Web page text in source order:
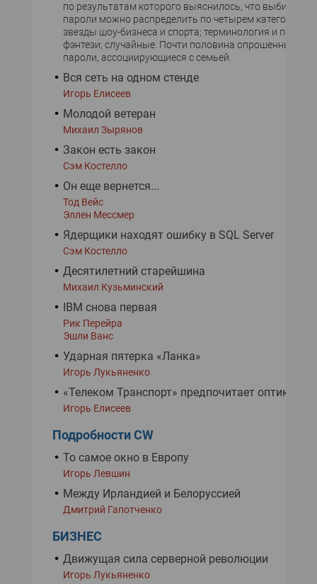
по результатам которого выяснилось, что
пароли можно распределить по четырем категориям:
звезды шоу-бизнеса и спорта; терминология и
фэнтези; случайные. Почти половина опрошенных
пароли, ассоциирующиеся с семьей.
Вся сеть на одном стенде
Игорь Елисеев
Молодой ветеран
Михаил Зырянов
Закон есть закон
Сэм Костелло
Он еще вернется...
Тод Вейс
Эллен Мессмер
Ядерщики находят ошибку в SQL Server
Сэм Костелло
Десятилетний старейшина
Михаил Кузьминский
IBM снова первая
Рик Перейра
Эшли Ванс
Ударная пятерка «Ланка»
Игорь Лукьяненко
«Телеком Транспорт» предпочитает оптику
Игорь Елисеев
Подробности CW
То самое окно в Европу
Игорь Левшин
Между Ирландией и Белоруссией
Дмитрий Гапотченко
БИЗНЕС
Движущая сила серверной революции
Игорь Лукьяненко